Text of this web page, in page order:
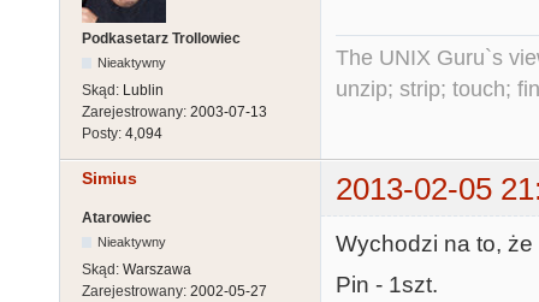
Podkasetarz Trollowiec
Nieaktywny
Skąd: Lublin
Zarejestrowany: 2003-07-13
Posty: 4,094
The UNIX Guru`s
unzip; strip; touch;
Simius 2013-02-05
Atarowiec
Nieaktywny
Skąd: Warszawa
Zarejestrowany: 2002-05-27
Wychodzi na to, że
Pin - 1szt.